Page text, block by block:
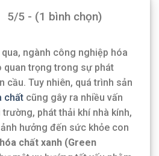
5/5 - (1 bình chọn)
ngành công nghiệp hóa
quan trọng trong sự phát
cầu. Tuy nhiên, quá trình sản
chất cũng gây ra nhiều vấn
phát thải khí nhà kính,
hưởng đến sức khỏe con
hóa chất xanh (Green